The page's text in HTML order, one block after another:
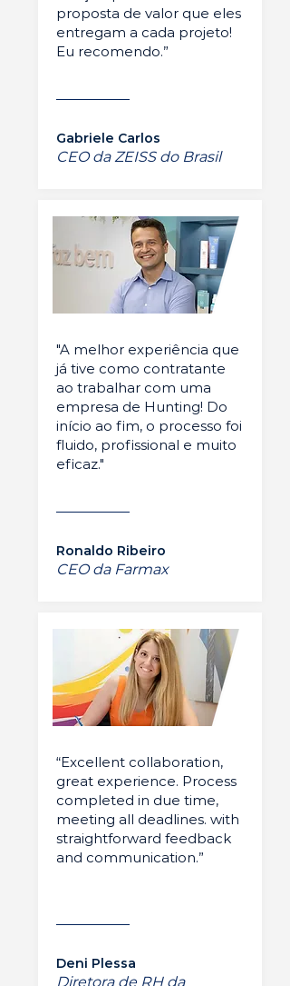
proposta de valor que eles
entregam a cada projeto!
Eu recomendo.”
Gabriele Carlos
CEO da ZEISS do Brasil
"A melhor experiência que
já tive como contratante
ao trabalhar com uma
empresa de Hunting! Do
início ao fim, o processo foi
fluido, profissional e muito
eficaz."
Ronaldo Ribeiro
CEO da Farmax
“Excellent collaboration,
great experience. Process
completed in due time,
meeting all deadlines. with
straightforward feedback
and communication.”
Deni Plessa
Diretora de RH da